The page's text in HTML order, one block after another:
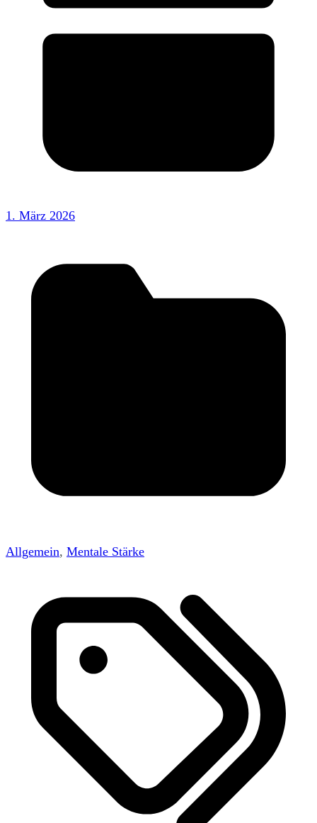
1. März 2026
Allgemein, Mentale Stärke